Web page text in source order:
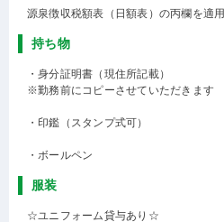
源泉徴収税額表（日額表）の丙欄を適用
持ち物
・身分証明書（現住所記載）
※勤務前にコピーさせていただきます
・印鑑（スタンプ式可）
・ボールペン
服装
☆ユニフォーム貸与あり☆